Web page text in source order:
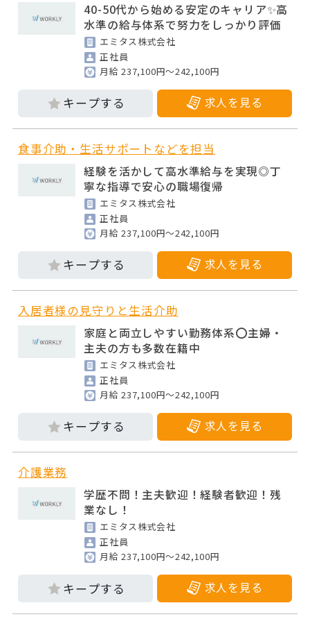
40-50代から始める安定のキャリア✨高
水準の給与体系で努力をしっかり評価
エミタス株式会社
正社員
月給 237,100円～242,100円
求人を見る
食事介助・生活サポートなどを担当
経験を活かして高水準給与を実現◎丁
寧な指導で安心の職場復帰
エミタス株式会社
正社員
月給 237,100円～242,100円
求人を見る
入居者様の見守りと生活介助
家庭と両立しやすい勤務体系⭕主婦・
主夫の方も多数在籍中
エミタス株式会社
正社員
月給 237,100円～242,100円
求人を見る
介護業務
学歴不問！主夫歓迎！経験者歓迎！残
業なし！
エミタス株式会社
正社員
月給 237,100円～242,100円
求人を見る